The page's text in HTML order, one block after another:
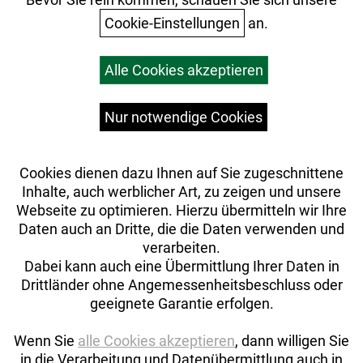
Versandkosten
Cookie-Einstellungen an.
Alle Cookies akzeptieren
Nur notwendige Cookies
Cookies dienen dazu Ihnen auf Sie zugeschnittene
Inhalte, auch werblicher Art, zu zeigen und unsere
Webseite zu optimieren. Hierzu übermitteln wir Ihre
Daten auch an Dritte, die die Daten verwenden und
verarbeiten.
Dabei kann auch eine Übermittlung Ihrer Daten in
Drittländer ohne Angemessenheitsbeschluss oder
geeignete Garantie erfolgen.
Wenn Sie alle Cookies akzeptieren, dann willigen Sie
in die Verarbeitung und Datenübermittlung auch in